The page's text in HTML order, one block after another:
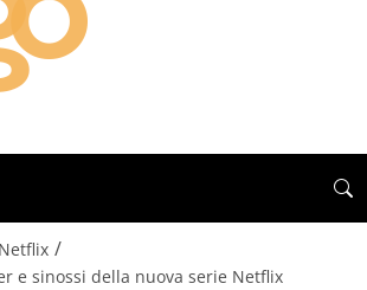
Netflix /
e sinossi della nuova serie Netflix